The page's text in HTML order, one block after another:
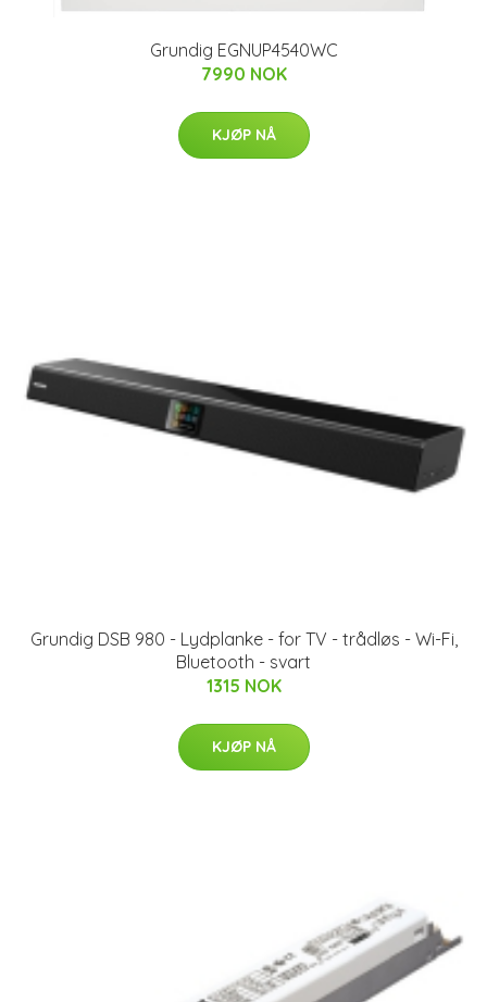
Grundig EGNUP4540WC
7990 NOK
KJØP NÅ
Grundig DSB 980 - Lydplanke - for TV - trådløs - Wi-Fi,
Bluetooth - svart
1315 NOK
KJØP NÅ